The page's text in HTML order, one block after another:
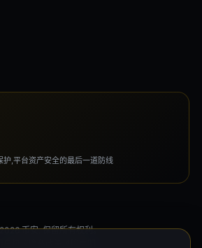
护,平台资产安全的最后一道防线
币安. 保留所有权利。